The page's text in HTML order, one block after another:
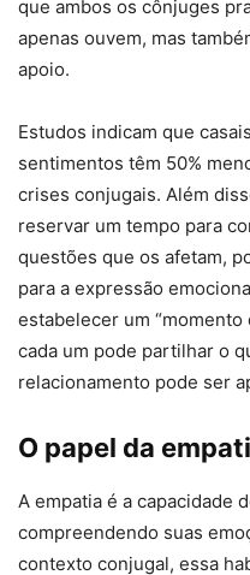
que ambos os cônjuges
apenas ouvem, mas
apoio.
Estudos indicam que
sentimentos têm 50%
crises conjugais. Além
reservar um tempo para
questões que os afetam,
para a expressão
estabelecer um
cada um pode partilhar o
relacionamento pode ser
O papel da
A empatia é a capacidade
compreendendo suas
contexto conjugal, essa